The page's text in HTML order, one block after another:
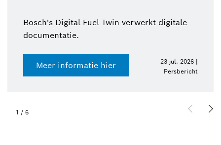
Bosch's Digital Fuel Twin verwerkt digitale
documentatie.
Meer informatie hier
23 jul. 2026 |
Persbericht
1 / 6